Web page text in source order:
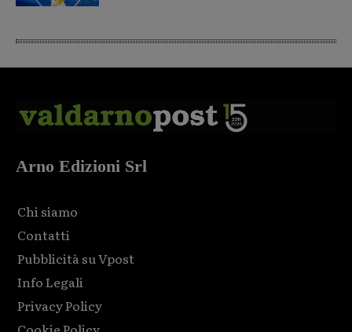
Arno Edizioni Srl
Chi siamo
Contatti
Pubblicità su Vpost
Info Legali
Privacy Policy